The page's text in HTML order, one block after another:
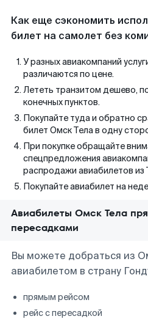
Как еще сэкономить
билет на самолет без
У разных авиакомпаний
различаются по цене.
Лететь транзитом дешево,
конечных пунктов.
Покупайте туда и обратно
билет Омск Тела в одну
При покупке обращайте
спецпредложения
распродажи авиабилетов из
Покупайте авиабилет на
Авиабилеты Омск Тела
пересадками
Вы можете добраться из
авиабилетом в страну
прямым рейсом
рейс с пересадкой